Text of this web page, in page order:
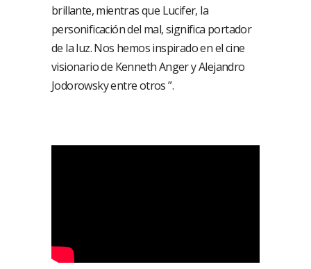
brillante, mientras que Lucifer, la
personificación del mal, significa portador
de la luz. Nos hemos inspirado en el cine
visionario de Kenneth Anger y Alejandro
Jodorowsky entre otros ”.